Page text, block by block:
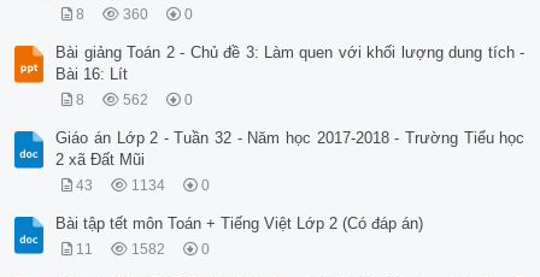
8 360 0
Bài giảng Toán 2 - Chủ đề 3: Làm quen với khối lượng dung tích -
Bài 16: Lít
8 562 0
Giáo án Lớp 2 - Tuần 32 - Năm học 2017-2018 - Trường Tiểu học
2 xã Đất Mũi
43 1134 0
Bài tập tết môn Toán + Tiếng Việt Lớp 2 (Có đáp án)
11 1582 0